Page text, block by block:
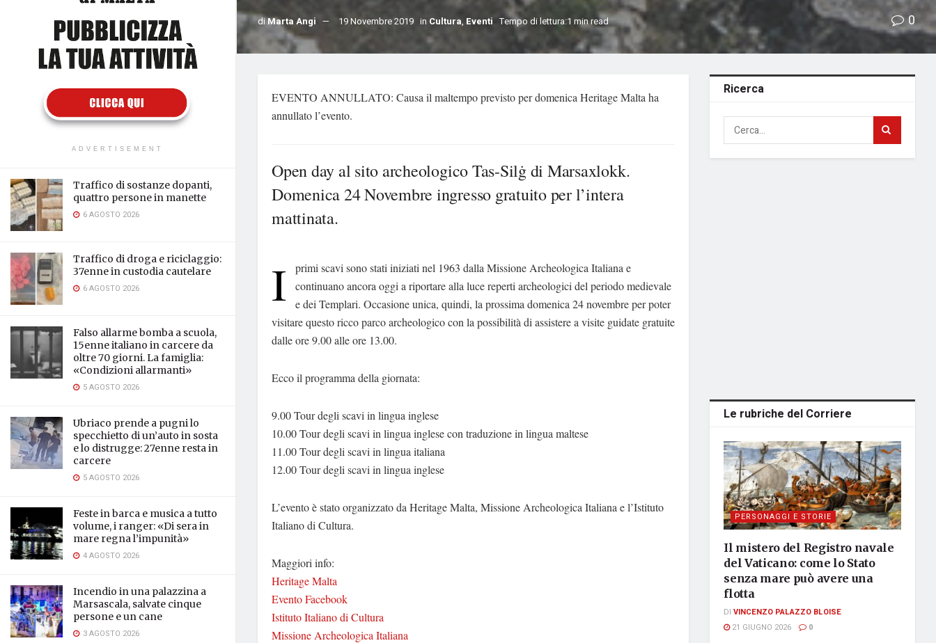
ADVERTISEMENT
Traffico di sostanze dopanti,
quattro persone in manette
6 AGOSTO 2026
Traffico di droga e riciclaggio:
37enne in custodia cautelare
6 AGOSTO 2026
Falso allarme bomba a scuola,
15enne italiano in carcere da
oltre 70 giorni. La famiglia:
«Condizioni allarmanti»
5 AGOSTO 2026
Ubriaco prende a pugni lo
specchietto di un’auto in sosta
e lo distrugge: 27enne resta in
carcere
5 AGOSTO 2026
Feste in barca e musica a tutto
volume, i ranger: «Di sera in
mare regna l’impunità»
4 AGOSTO 2026
Incendio in una palazzina a
Marsascala, salvate cinque
persone e un cane
3 AGOSTO 2026
diMarta Angi 19 Novembre 2019 in Cultura, Eventi Tempo di lettura:1 min read 0
EVENTO ANNULLATO: Causa il maltempo previsto per domenica Heritage Malta ha
annullato l’evento.
Open day al sito archeologico Tas-Silġ di Marsaxlokk.
Domenica 24 Novembre ingresso gratuito per l’intera
mattinata.
I
primi scavi sono stati iniziati nel 1963 dalla Missione Archeologica Italiana e
continuano ancora oggi a riportare alla luce reperti archeologici del periodo medievale
e dei Templari. Occasione unica, quindi, la prossima domenica 24 novembre per poter
visitare questo ricco parco archeologico con la possibilità di assistere a visite guidate gratuite
dalle ore 9.00 alle ore 13.00.
Ecco il programma della giornata:
9.00 Tour degli scavi in lingua inglese
10.00 Tour degli scavi in lingua inglese con traduzione in lingua maltese
11.00 Tour degli scavi in lingua italiana
12.00 Tour degli scavi in lingua inglese
L’evento è stato organizzato da Heritage Malta, Missione Archeologica Italiana e l’Istituto
Italiano di Cultura.
Maggiori info:
Heritage Malta
Evento Facebook
Istituto Italiano di Cultura
Missione Archeologica Italiana
Ricerca
Le rubriche del Corriere
PERSONAGGI E STORIE
Il mistero del Registro navale
del Vaticano: come lo Stato
senza mare può avere una
flotta
DI VINCENZO PALAZZO BLOISE
21 GIUGNO 2026
0